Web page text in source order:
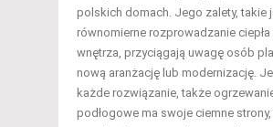
polskich domach. Jego zalety, takie
równomierne rozprowadzanie ciepła
wnętrza, przyciągają uwagę osób
nową aranżację lub modernizację.
każde rozwiązanie, także
podłogowe ma swoje ciemne